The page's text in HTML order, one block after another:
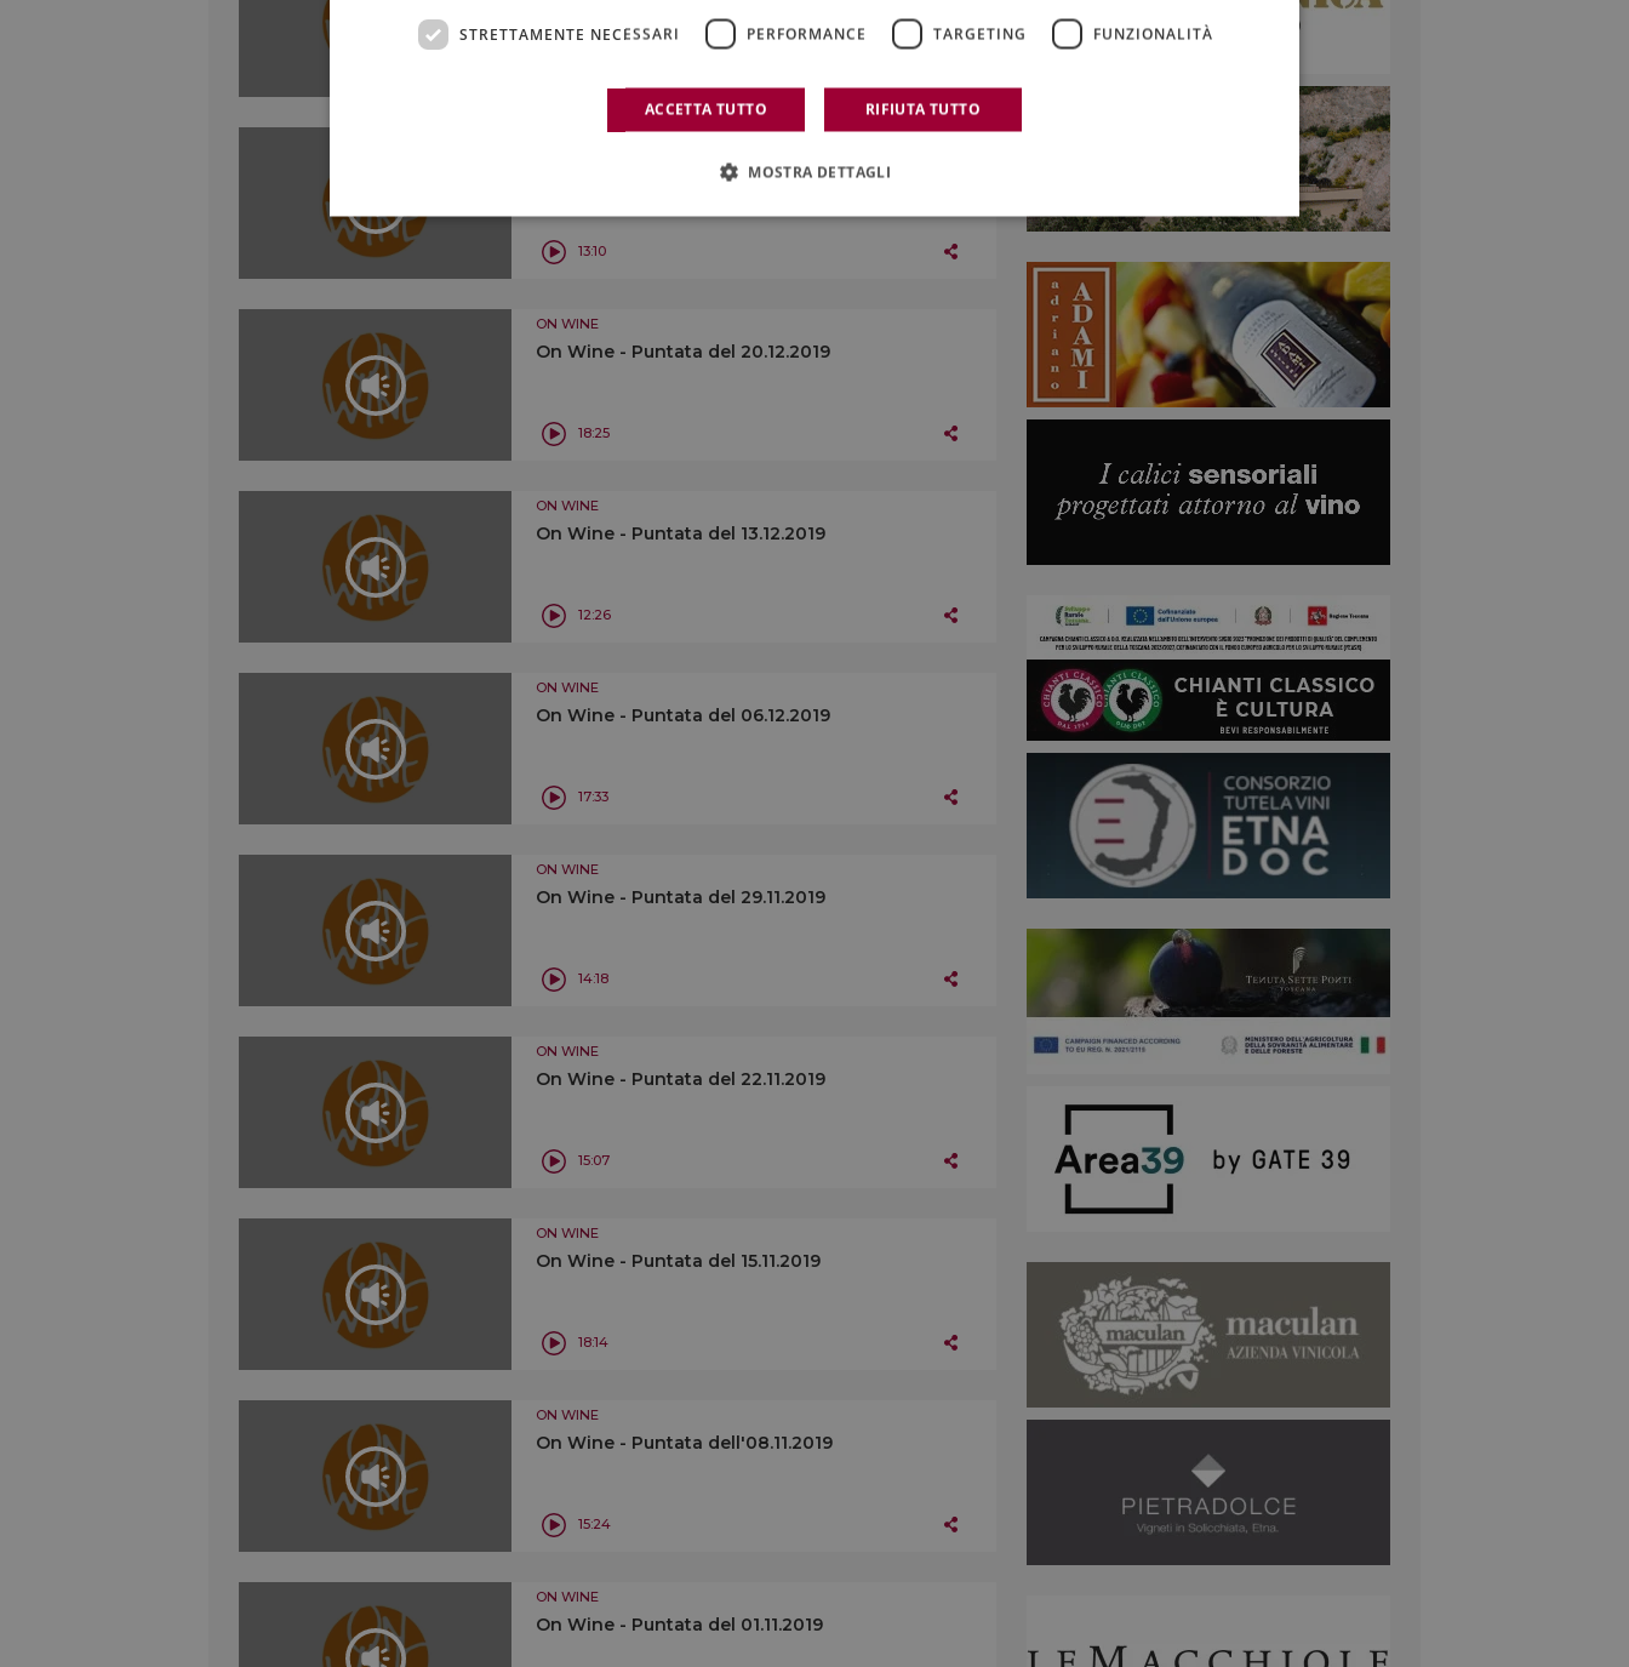
On Wine - Puntata del 27.12.2019
13:10
ON WINE
On Wine - Puntata del 20.12.2019
18:25
ON WINE
On Wine - Puntata del 13.12.2019
12:26
ON WINE
On Wine - Puntata del 06.12.2019
17:33
ON WINE
On Wine - Puntata del 29.11.2019
14:18
ON WINE
On Wine - Puntata del 22.11.2019
15:07
ON WINE
On Wine - Puntata del 15.11.2019
18:14
ON WINE
On Wine - Puntata dell'08.11.2019
15:24
ON WINE
On Wine - Puntata del 01.11.2019
STRETTAMENTE NECESSARI PERFORMANCE TARGETING FUNZIONALITÀ
ACCETTA TUTTO RIFIUTA TUTTO
MOSTRA DETTAGLI